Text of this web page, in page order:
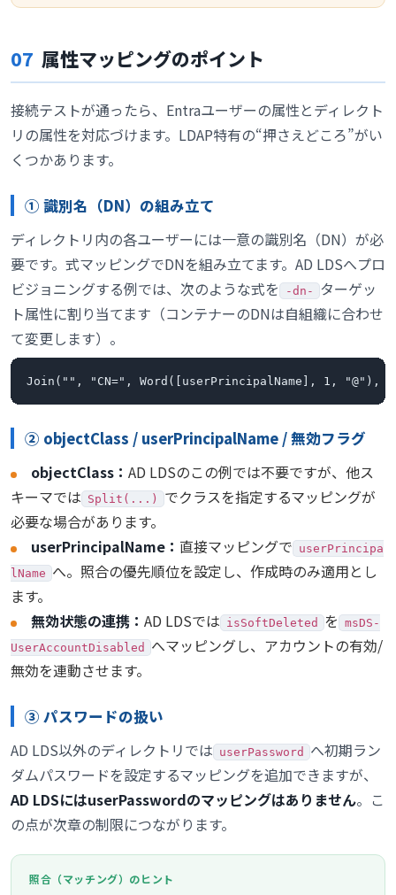
07 属性マッピングのポイント
接続テストが通ったら、Entraユーザーの属性とディレクト
リの属性を対応づけます。LDAP特有の“押さえどころ”がい
くつかあります。
① 識別名（DN）の組み立て
ディレクトリ内の各ユーザーには一意の識別名（DN）が必
要です。式マッピングでDNを組み立てます。AD LDSへプロ
ビジョニングする例では、次のような式を
-dn-
ターゲッ
ト属性に割り当てます（コンテナーのDNは自組織に合わせ
て変更します）。
Join("", "CN=", Word([userPrincipalName], 1, "@"),
② objectClass / userPrincipalName / 無効フラグ
objectClass： AD LDSのこの例では不要ですが、他ス
キーマでは Split(...)
でクラスを指定するマッピングが
必要な場合があります。
userPrincipalName： 直接マッピングで userPrincipa
lName へ。照合の優先順位を設定し、作成時のみ適用とし
ます。
無効状態の連携： AD LDSでは isSoftDeleted を msDS-
UserAccountDisabled
へマッピングし、アカウントの有効/
無効を連動させます。
③ パスワードの扱い
AD LDS以外のディレクトリでは userPassword
へ初期ラン
ダムパスワードを設定するマッピングを追加できますが、
AD LDSにはuserPasswordのマッピングはありません。こ
の点が次章の制限につながります。
照合（マッチング）のヒント